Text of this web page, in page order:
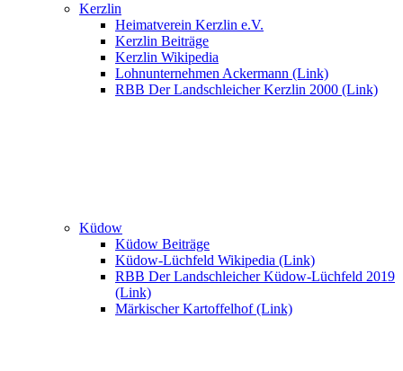
Kerzlin
Heimatverein Kerzlin e.V.
Kerzlin Beiträge
Kerzlin Wikipedia
Lohnunternehmen Ackermann (Link)
RBB Der Landschleicher Kerzlin 2000 (Link)
Küdow
Küdow Beiträge
Küdow-Lüchfeld Wikipedia (Link)
RBB Der Landschleicher Küdow-Lüchfeld 2019
(Link)
Märkischer Kartoffelhof (Link)